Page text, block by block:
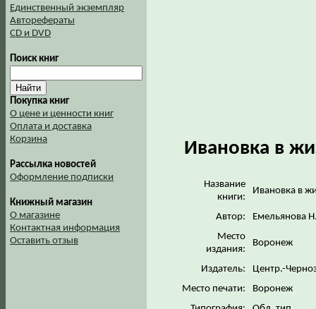
Единственный экземпляр
Авторефераты
CD и DVD
Поиск книг
Покупка книг
О цене и ценности книг
Оплата и доставка
Корзина
Рассылка новостей
Оформление подписки
Книжный магазин
О магазине
Контактная информация
Оставить отзыв
Ивановка в
Название
книги:
Ивановка в
Автор:
Емельянова
Место
издания:
Воронеж
Издатель:
Центр.-
Место печати:
Воронеж